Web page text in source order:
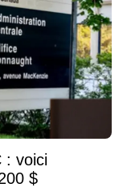
: voici
$